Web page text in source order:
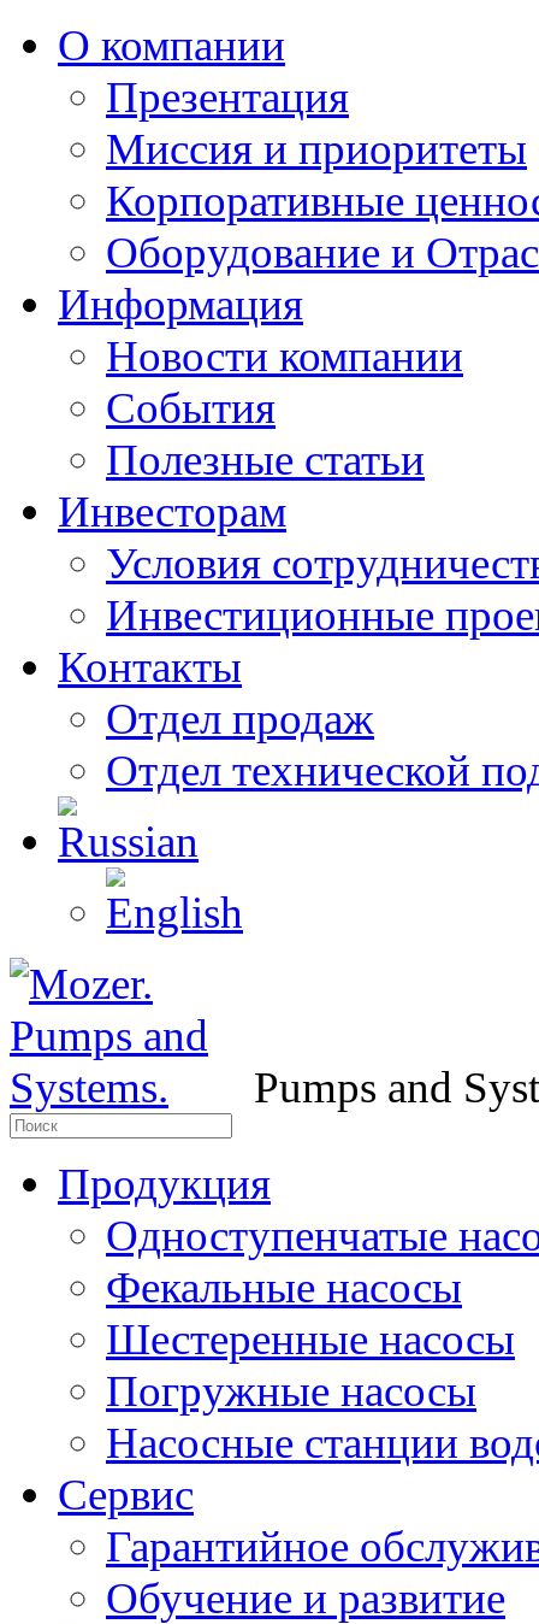
О компании
Презентация​
Миссия и приоритеты
Корпоративные
Оборудование и
Информация
Новости компании
События
Полезные статьи
Инвесторам
Условия
Инвестиционные
Контакты
Отдел продаж
Отдел технической
Pumps and
Продукция
Одноступенчатые
Фекальные насосы
Шестеренные насосы
Погружные насосы
Насосные станции
Сервис
Гарантийное
Обучение и развитие